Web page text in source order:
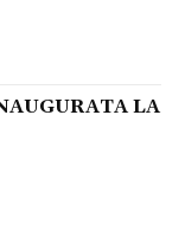
LA